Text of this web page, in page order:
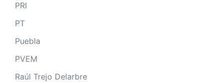
PRI
PT
Puebla
PVEM
Raúl Trejo Delarbre